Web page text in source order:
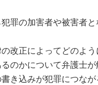
罪の加害者や被害者
改正によってどのよ
のかについて弁護士が
き込みが犯罪につな